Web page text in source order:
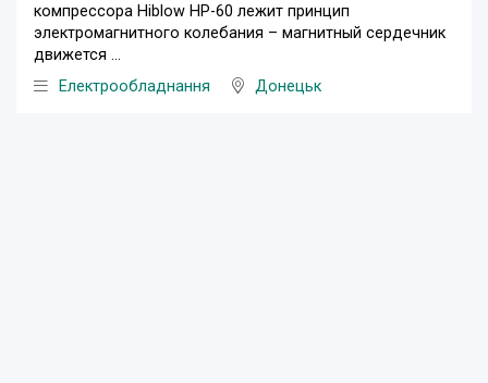
компрессора Hiblow HР-60 лежит принцип
электромагнитного колебания – магнитный сердечник
движется ...
Електрообладнання
Донецьк